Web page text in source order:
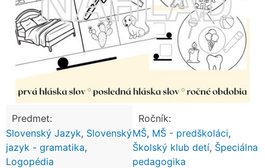
Predmet:
Slovenský Jazyk, Slovenský
jazyk - gramatika,
Logopédia
Ročník:
MŠ, MŠ - predškoláci,
Školský klub detí, Špeciálna
pedagogika